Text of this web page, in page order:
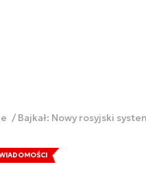
Bajkał: Nowy rosyjski